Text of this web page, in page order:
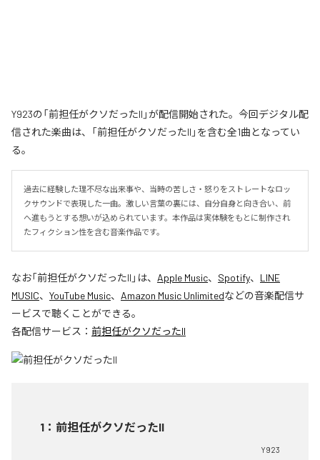
Y923の「前担任がクソだったII」が配信開始された。今回デジタル配
信された楽曲は、「前担任がクソだったII」を含む全1曲となってい
る。
過去に経験した理不尽な出来事や、当時の苦しさ・怒りをストレートなロッ
クサウンドで表現した一曲。激しい言葉の裏には、自分自身と向き合い、前
へ進もうとする想いが込められています。本作品は実体験をもとに制作され
たフィクション性を含む音楽作品です。
なお「前担任がクソだったII 」は、 Apple Music、 Spotify、 LINE
MUSIC、 YouTube Music、 Amazon Music Unlimitedなどの音楽配信サ
ービスで聴くことができる。
各配信サービス： 前担任がクソだったII
1 ： 前担任がクソだったII
Y923